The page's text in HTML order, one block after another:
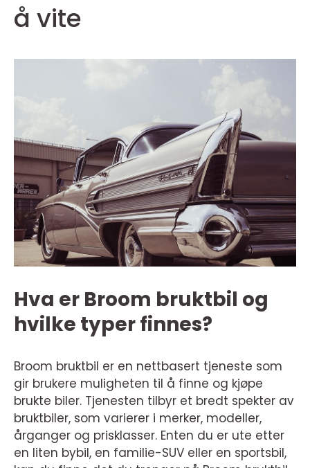
å vite
Hva er Broom bruktbil og
hvilke typer finnes?
Broom bruktbil er en nettbasert tjeneste som
gir brukere muligheten til å finne og kjøpe
brukte biler. Tjenesten tilbyr et bredt spekter av
bruktbiler, som varierer i merker, modeller,
årganger og prisklasser. Enten du er ute etter
en liten bybil, en familie-SUV eller en sportsbil,